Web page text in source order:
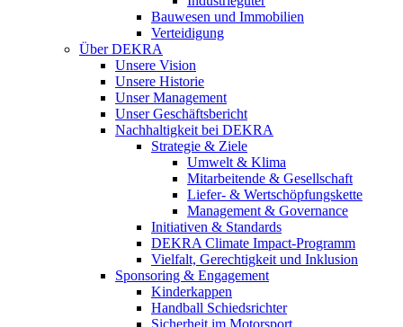
Bauwesen und Immobilien
Verteidigung
Über DEKRA
Unsere Vision
Unsere Historie
Unser Management
Unser Geschäftsbericht
Nachhaltigkeit bei DEKRA
Strategie & Ziele
Umwelt & Klima
Mitarbeitende & Gesellschaft
Liefer- & Wertschöpfungskette
Management & Governance
Initiativen & Standards
DEKRA Climate Impact-Programm
Vielfalt, Gerechtigkeit und Inklusion​
Sponsoring & Engagement
Kinderkappen
Handball Schiedsrichter
Sicherheit im Motorsport